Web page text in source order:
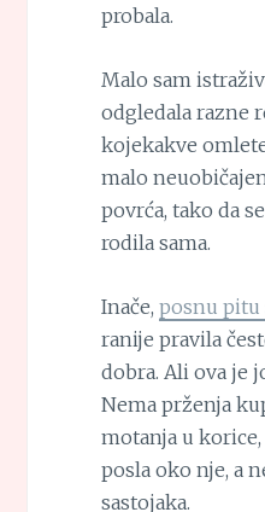
probala.
Malo sam
odgledala razne
kojekakve
malo
povrća, tako da
rodila sama.
Inače, posnu pitu
ranije pravila
dobra. Ali ova je
Nema prženja
motanja u
posla oko nje, a
sastojaka.